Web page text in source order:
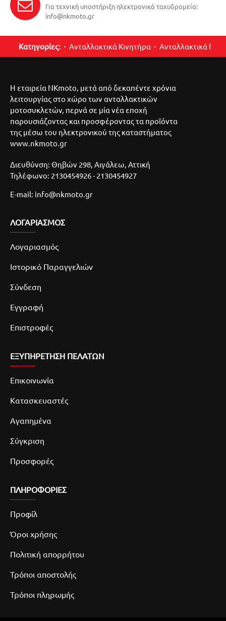
Για τεχνική υποστήριξη ηλεκτρονικό ταχυδρομείο:
info@nkmoto.gr
Κατηγορίες: Ανταλλακτικά Κινητήρα Ανταλλακτικά
Η εταιρεία NKmoto, μετά από δεκαπέντε χρόνια
λειτουργίας στο χώρο των ανταλλακτικών
μοτοσυκλετών, περνά σε μία νέα εποχή
παρουσιάζοντας και προσφέροντας τα προϊόντα
της μέσω του ηλεκτρονικού της καταστήματος
www.nkmoto.gr
Διευθύνση: Θηβών 298, Αιγάλεω, Αττική
Τηλέφωνο: 2130454926 - 2130454927
E-mail: info@nkmoto.gr
ΛΟΓΑΡΙΑΣΜΌΣ
Λογαριασμός
Ιστορικό Παραγγελιών
Σύνδεση
Εγγραφή
Επιστροφές
ΕΞΥΠΗΡΕΤΗΣΗ ΠΕΛΑΤΩΝ
Επικοινωνία
Κατασκευαστές
Αγαπημένα
Σύγκριση
Προσφορές
ΠΛΗΡΟΦΟΡΙΕΣ
Προφίλ
Όροι χρήσης
Πολιτική απορρήτου
Τρόποι αποστολής
Τρόποι πληρωμής